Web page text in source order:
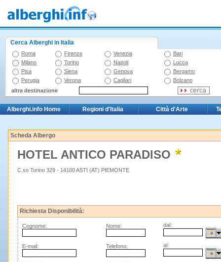
Cerca Alberghi in Italia
Roma Firenze Venezia
Bari
Milano
Torino Napoli
Lucca
Pisa
Siena Genova
Bergamo
Perugia
Verona Cagliari
Bolzano
altra destinazione
Alberghi.info Home Regioni d'Italia Città d'Arte
Scheda Albergo
HOTEL ANTICO PARADISO
C.so Torino 329 - 14100 ASTI (AT) PIEMONTE
Richiesta Disponibilità:
Cognome: Nome: dal:
E-mail: Telefono: al: